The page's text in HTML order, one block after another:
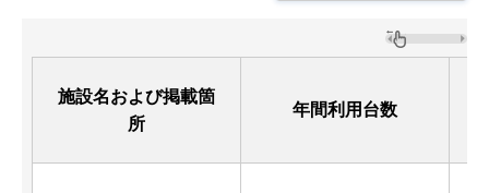
施設名および掲載箇
所
年間利用台数